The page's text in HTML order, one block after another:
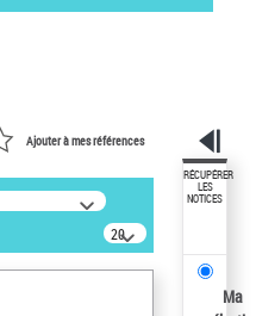
Ajouter à mes références
20
résultats/page
RÉCUPÉRER
LES
NOTICES
Ma